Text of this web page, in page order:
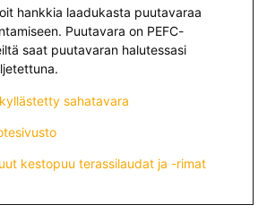
hankkia laadukasta puutavaraa
Puutavara on PEFC-
saat puutavaran halutessasi
sahatavara
kestopuu terassilaudat ja -rimat